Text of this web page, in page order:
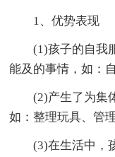
1、优势表现
(1)孩子的自我服
能及的事情，如：
(2)产生了为集体
如：整理玩具、管
(3)在生活中，孩